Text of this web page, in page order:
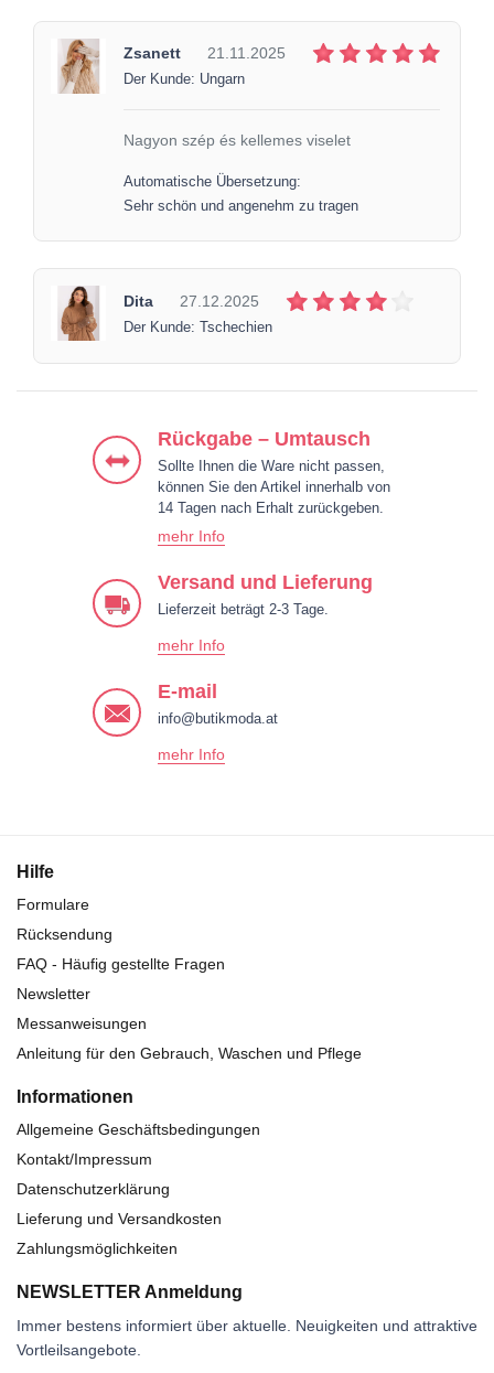
Zsanett 21.11.2025
Der Kunde: Ungarn
Nagyon szép és kellemes viselet
Automatische Übersetzung:
Sehr schön und angenehm zu tragen
Dita 27.12.2025
Der Kunde: Tschechien
Rückgabe – Umtausch
Sollte Ihnen die Ware nicht passen,
können Sie den Artikel innerhalb von
14 Tagen nach Erhalt zurückgeben.
mehr Info
Versand und Lieferung
Lieferzeit beträgt 2-3 Tage.
mehr Info
E-mail
info@butikmoda.at
mehr Info
Hilfe
Formulare
Rücksendung
FAQ - Häufig gestellte Fragen
Newsletter
Messanweisungen
Anleitung für den Gebrauch, Waschen und Pflege
Informationen
Allgemeine Geschäftsbedingungen
Kontakt/Impressum
Datenschutzerklärung
Lieferung und Versandkosten
Zahlungsmöglichkeiten
NEWSLETTER Anmeldung
Immer bestens informiert über aktuelle. Neuigkeiten und attraktive
Vortleilsangebote.